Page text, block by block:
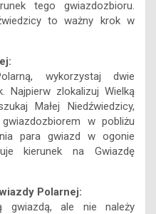
tego gwiazdozbioru.
to ważny krok w
wykorzystaj dwie
Najpierw zlokalizuj Wielką
Małej Niedźwiedzicy,
w pobliżu
para gwiazd w ogonie
kierunek na Gwiazdę
Polarnej:
gwiazdą, ale nie należy